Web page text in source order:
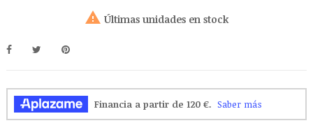
 Últimas unidades en stock